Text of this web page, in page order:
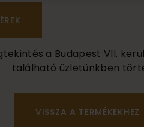
a Budapest VII.
található üzletünkben
VISSZA A TERMÉKEKHEZ